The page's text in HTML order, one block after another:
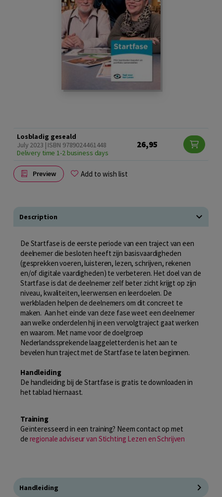
Losbladig geseald
July 2023 | ISBN 9789024461448
Delivery time 1-2 business days
26,95
Preview Add to wish list
Description
De Startfase is de eerste periode van een traject van een
deelnemer die besloten heeft zijn basisvaardigheden
(gesprekken voeren, luisteren, lezen, schrijven, rekenen
en/of digitale vaardigheden) te verbeteren. Het doel van de
Startfase is dat de deelnemer zelf beter zicht krijgt op zijn
niveau, kwaliteiten, leerwensen en leerdoelen. De
werkbladen helpen de deelnemers om dit concreet te
maken. Aan het einde van deze fase weet een deelnemer
aan welke onderdelen hij in een vervolgtraject gaat werken
en waarom. Met name voor de doelgroep
Nederlandssprekende laaggeletterden is het aan te
bevelen hun traject met de Startfase te laten beginnen.
Handleiding
De handleiding bij de Startfase is gratis te downloaden in
het tablad hiernaast.
Training
Geïnteresseerd in een training? Neem contact op met
de regionale adviseur van Stichting Lezen en Schrijven
Handleiding